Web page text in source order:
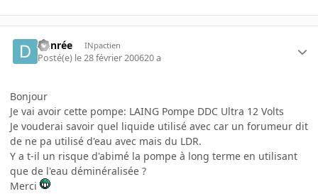
Denrée INpactien
Posté(e) le 28 février 200620 a
Bonjour
Je vai avoir cette pompe: LAING Pompe DDC Ultra 12 Volts
Je vouderai savoir quel liquide utilisé avec car un forumeur dit
de ne pa utilisé d'eau avec mais du LDR.
Y a t-il un risque d'abimé la pompe à long terme en utilisant
que de l'eau déminéralisée ?
Merci